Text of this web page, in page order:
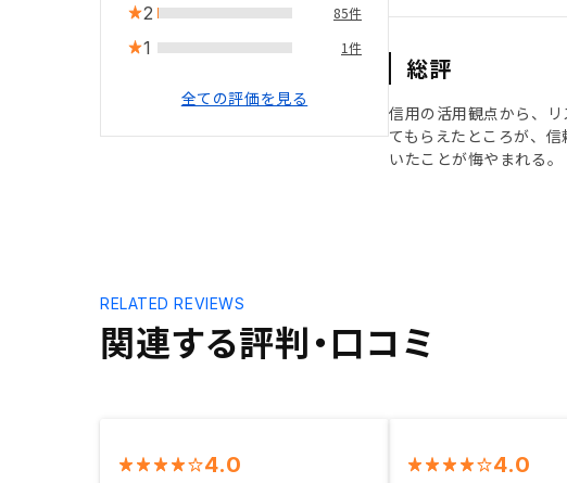
2 85件
1 1件
全ての評価を見る
総評
信用の活用観点から、
てもらえたところが、
いたことが悔やまれる。
関連する評判・口コミ
RELATED REVIEWS
4.0 4.0